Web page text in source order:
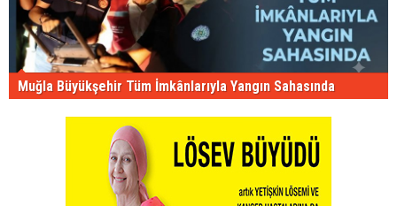
Muğla Büyükşehir Tüm İmkânlarıyla Yangın Sahasında